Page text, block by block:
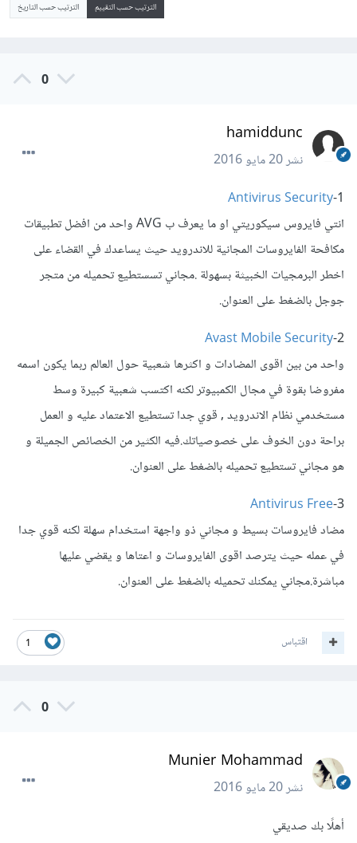
الترتيب حسب التقييم الترتيب حسب التاريخ
0
hamiddunc
نشر20 مايو 2016
1-
Antivirus Security
انتي فايروس سيكوريتي او ما يعرف ب AVG واحد من افضل تطبيقات
مكافحة الفايروسات المجانية للاندرويد حيث يساعدك في القضاء على
اخطر البرمجيات الخبيثة بسهولة .مجاني تسستطيع تحميله من متجر
جوجل بالضغط على العنوان.
2-
Avast Mobile Security
واحد من بين اقوى المضادات و اكثرها شعبية حول العالم ربما يكون اسمه
مفروضا بقوة في مجال الكمبيوتر لكنه اكتسب شعبية كبيرة وسط
مستخدمي نظام الاندرويد , قوي جدا تستطيع الاعتماد عليه و العمل
براحة دون الخوف على خصوصياتك.فيه الكثير من الخصائص الجميلة و
هو مجاني تستطيع تحميله بالضغط على العنوان.
3-
Antivirus Free
مضاد فايروسات بسيط و مجاني ذو واجهة استخدام سهلة لكنه قوي جدا
في عمله حيث يترصد اقوى الفايروسات و اعتاها و يقضي عليها
مباشرة.مجاني يمكنك تحميله بالضغط على العنوان.
1 اقتباس
0
Munier Mohammad
نشر20 مايو 2016
أهلًا بك صديقي